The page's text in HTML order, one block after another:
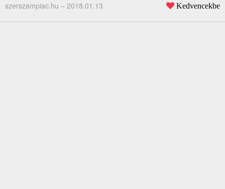
szerszampiac.hu – 2018.01.13. Kedvencekbe